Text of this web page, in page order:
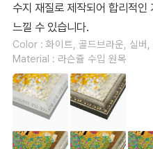
수지 재질로 제작되어 합리적인
느낄 수 있습니다.
Color : 화이트, 골드브라운, 실버,
Material : 라슨쥴 수입 원목